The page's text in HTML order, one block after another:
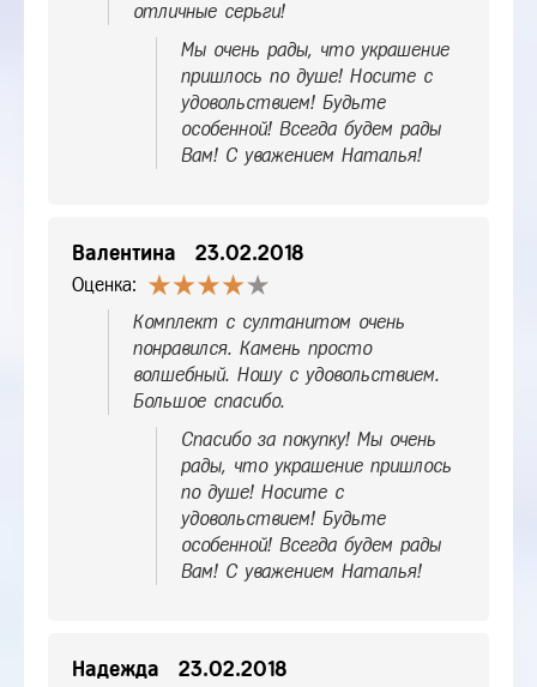
отличные серьги!
Мы очень рады, что украшение
пришлось по душе! Носите с
удовольствием! Будьте
особенной! Всегда будем рады
Вам! С уважением Наталья!
Валентина 23.02.2018
Оценка:
Комплект с султанитом очень
понравился. Камень просто
волшебный. Ношу с удовольствием.
Большое спасибо.
Спасибо за покупку! Мы очень
рады, что украшение пришлось
по душе! Носите с
удовольствием! Будьте
особенной! Всегда будем рады
Вам! С уважением Наталья!
Надежда 23.02.2018